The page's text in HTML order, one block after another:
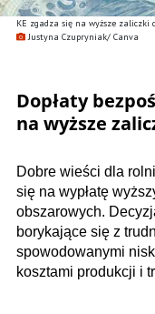
KE zgadza się na wyższe zaliczki
Justyna Czupryniak/ Canva
Dopłaty
na wyższe
Dobre wieści dla
się na wypłatę
obszarowych.
borykające się z
spowodowanymi
kosztami produkcji i